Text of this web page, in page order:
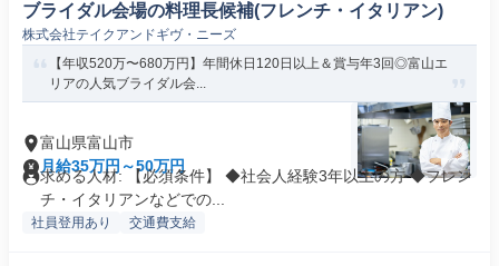
ブライダル会場の料理長候補(フレンチ・イタリアン)
株式会社テイクアンドギヴ・ニーズ
【年収520万〜680万円】年間休日120日以上＆賞与年3回◎富山エ
リアの人気ブライダル会...
富山県富山市
月給35万円～50万円
求める人材: 【必須条件】 ◆社会人経験3年以上の方 ◆フレン
チ・イタリアンなどでの...
社員登用あり 交通費支給